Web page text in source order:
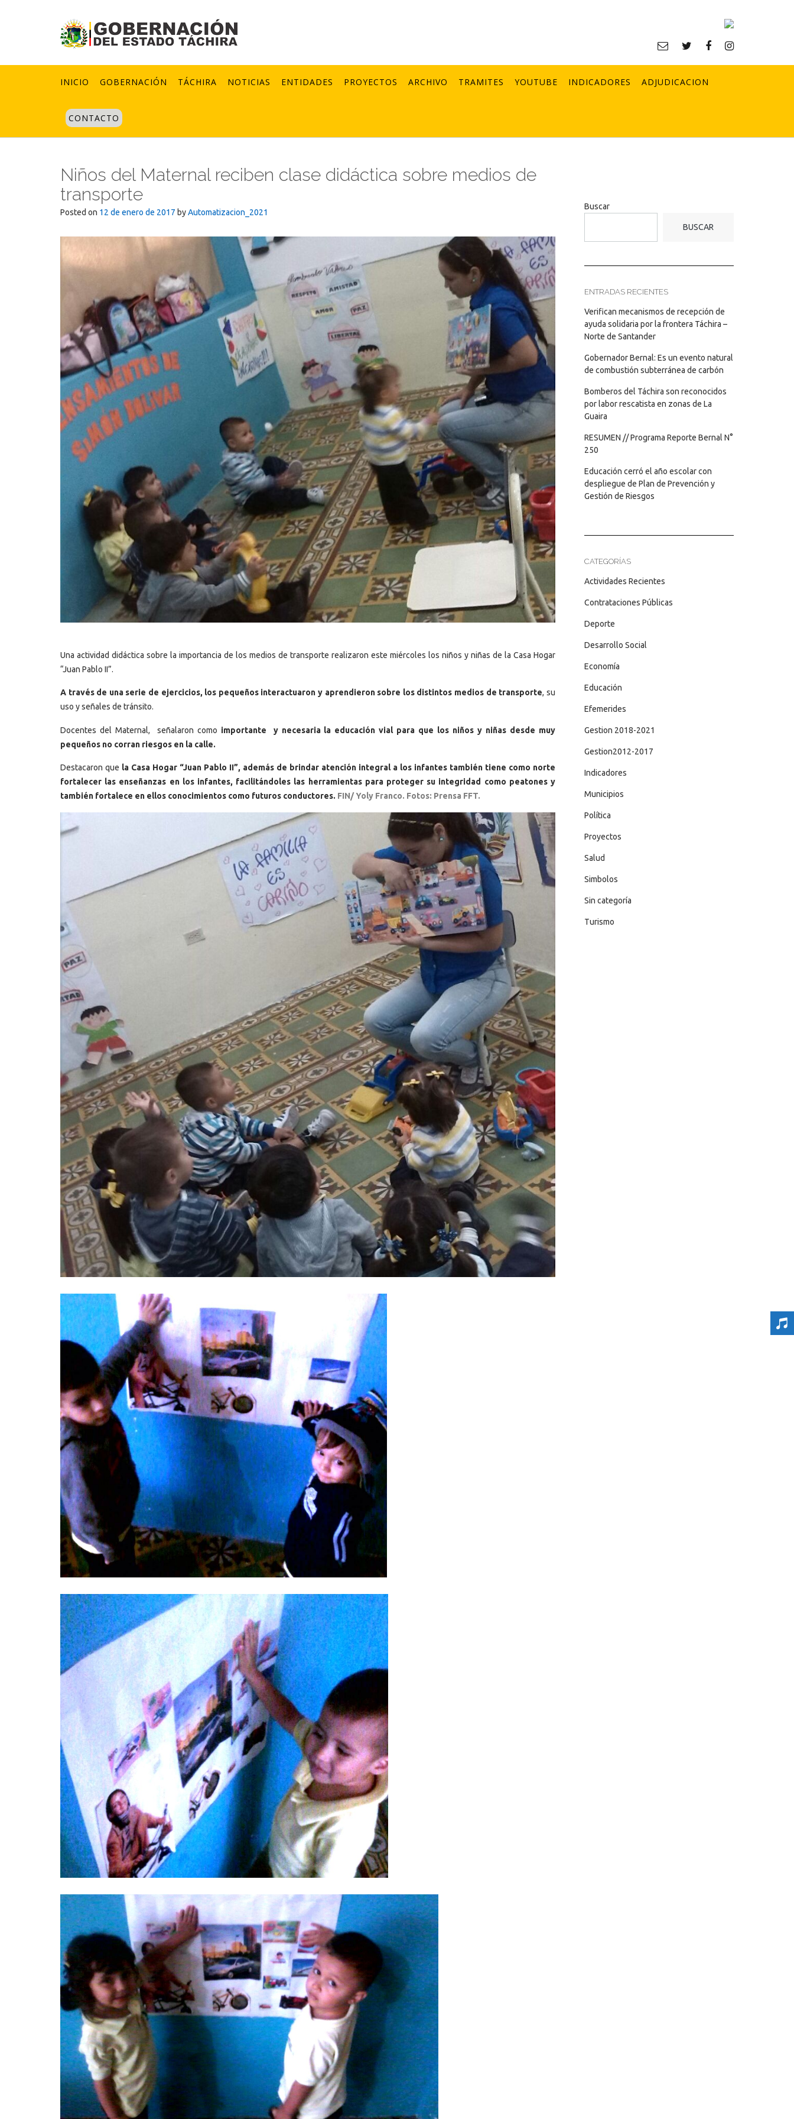
INICIO GOBERNACIÓN TÁCHIRA NOTICIAS ENTIDADES PROYECTOS ARCHIVO TRAMITES YOUTUBE INDICADORES ADJUDICACION
CONTACTO
Niños del Maternal reciben clase didáctica sobre medios de
transporte
Posted on 12 de enero de 2017 byAutomatizacion_2021
Una actividad didáctica sobre la importancia de los medios de transporte realizaron este miércoles los niños y niñas de la Casa Hogar
“Juan Pablo II”.
A través de una serie de ejercicios, los pequeños interactuaron y aprendieron sobre los distintos medios de transporte, su
uso y señales de tránsito.
Docentes del Maternal, señalaron como importante y necesaria la educación vial para que los niños y niñas desde muy
pequeños no corran riesgos en la calle.
Destacaron que la Casa Hogar “Juan Pablo II”, además de brindar atención integral a los infantes también tiene como norte
fortalecer las enseñanzas en los infantes, facilitándoles las herramientas para proteger su integridad como peatones y
también fortalece en ellos conocimientos como futuros conductores. FIN/ Yoly Franco. Fotos: Prensa FFT.
Buscar
BUSCAR
ENTRADAS RECIENTES
Verifican mecanismos de recepción de
ayuda solidaria por la frontera Táchira –
Norte de Santander
Gobernador Bernal: Es un evento natural
de combustión subterránea de carbón
Bomberos del Táchira son reconocidos
por labor rescatista en zonas de La
Guaira
RESUMEN // Programa Reporte Bernal N°
250
Educación cerró el año escolar con
despliegue de Plan de Prevención y
Gestión de Riesgos
CATEGORÍAS
Actividades Recientes
Contrataciones Públicas
Deporte
Desarrollo Social
Economía
Educación
Efemerides
Gestion 2018-2021
Gestion2012-2017
Indicadores
Municipios
Política
Proyectos
Salud
Simbolos
Sin categoría
Turismo